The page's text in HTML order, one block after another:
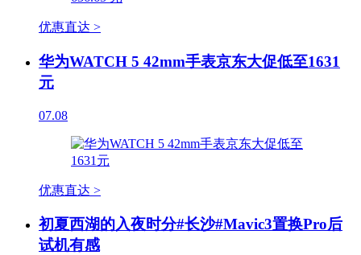
优惠直达 >
华为WATCH 5 42mm手表京东大促低至1631
元
07.08
优惠直达 >
初夏西湖的入夜时分#长沙#Mavic3置换Pro后
试机有感